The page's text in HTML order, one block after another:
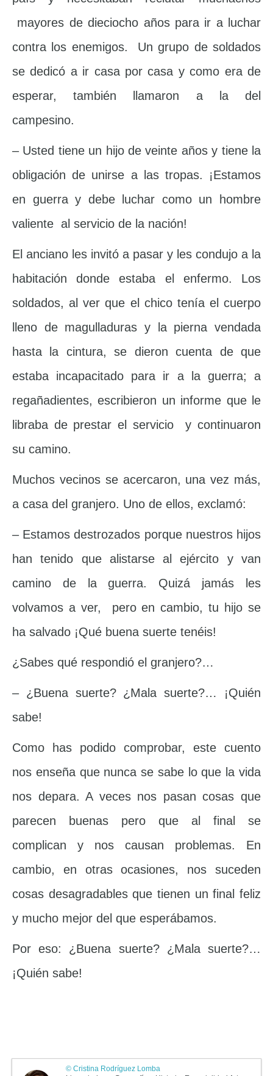
mayores de dieciocho años para ir a luchar
contra los enemigos. Un grupo de soldados
se dedicó a ir casa por casa y como era de
esperar, también llamaron a la del
campesino.
– Usted tiene un hijo de veinte años y tiene la
obligación de unirse a las tropas. ¡Estamos
en guerra y debe luchar como un hombre
valiente al servicio de la nación!
El anciano les invitó a pasar y les condujo a la
habitación donde estaba el enfermo. Los
soldados, al ver que el chico tenía el cuerpo
lleno de magulladuras y la pierna vendada
hasta la cintura, se dieron cuenta de que
estaba incapacitado para ir a la guerra; a
regañadientes, escribieron un informe que le
libraba de prestar el servicio y continuaron
su camino.
Muchos vecinos se acercaron, una vez más,
a casa del granjero. Uno de ellos, exclamó:
– Estamos destrozados porque nuestros hijos
han tenido que alistarse al ejército y van
camino de la guerra. Quizá jamás les
volvamos a ver, pero en cambio, tu hijo se
ha salvado ¡Qué buena suerte tenéis!
¿Sabes qué respondió el granjero?…
– ¿Buena suerte? ¿Mala suerte?… ¡Quién
sabe!
Como has podido comprobar, este cuento
nos enseña que nunca se sabe lo que la vida
nos depara. A veces nos pasan cosas que
parecen buenas pero que al final se
complican y nos causan problemas. En
cambio, en otras ocasiones, nos suceden
cosas desagradables que tienen un final feliz
y mucho mejor del que esperábamos.
Por eso: ¿Buena suerte? ¿Mala suerte?…
¡Quién sabe!